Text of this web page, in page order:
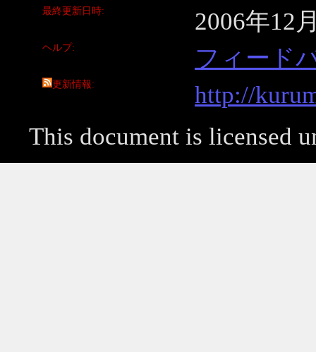
最終更新日時 2006年12
ヘルプ フィード
更新情報
http://
This document is licensed